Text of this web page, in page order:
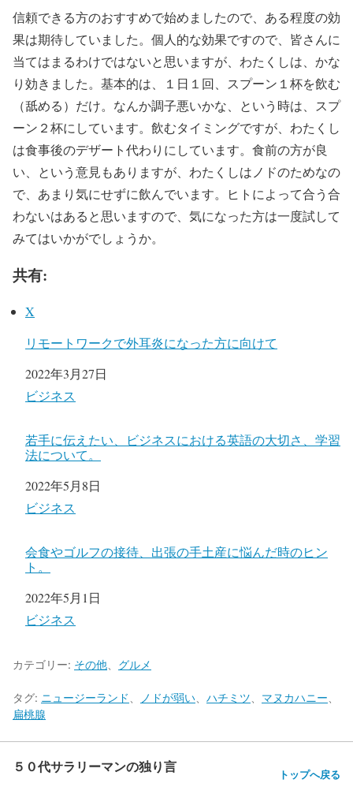
信頼できる方のおすすめで始めましたので、ある程度の効
果は期待していました。個人的な効果ですので、皆さんに
当てはまるわけではないと思いますが、わたくしは、かな
り効きました。基本的は、１日１回、スプーン１杯を飲む
（舐める）だけ。なんか調子悪いかな、という時は、スプ
ーン２杯にしています。飲むタイミングですが、わたくし
は食事後のデザート代わりにしています。食前の方が良
い、という意見もありますが、わたくしはノドのためなの
で、あまり気にせずに飲んでいます。ヒトによって合う合
わないはあると思いますので、気になった方は一度試して
みてはいかがでしょうか。
共有:
X
リモートワークで外耳炎になった方に向けて
日付
2022年3月27日
関連理由
ビジネス
若手に伝えたい、ビジネスにおける英語の大切さ、学習
法について。
日付
2022年5月8日
関連理由
ビジネス
会食やゴルフの接待、出張の手土産に悩んだ時のヒン
ト。
日付
2022年5月1日
関連理由
ビジネス
カテゴリー: その他 グルメ
タグ: ニュージーランド ノドが弱い ハチミツ マヌカハニー
扁桃腺
５０代サラリーマンの独り言 トップへ戻る